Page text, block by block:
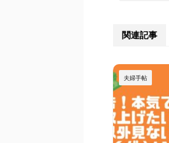
関連記事
夫婦手帖